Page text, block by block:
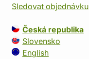
Sledovat objednávku
Česká republika
Slovensko
English